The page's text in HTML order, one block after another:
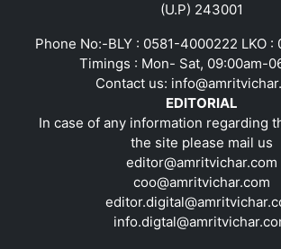
(U.P) 243001
Phone No:-BLY : 0581-4000222 LKO :
Timings : Mon- Sat, 09:00am-
Contact us:
EDITORIAL
In case of any information regarding
the site please mail us
editor@amritvichar.com
coo@amritvichar.com